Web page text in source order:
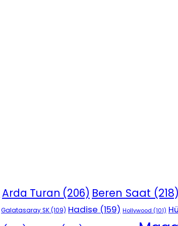
Arda Turan (206) Beren Saat (218)
Galatasaray SK(109) Hadise (159) Hollywood (101)